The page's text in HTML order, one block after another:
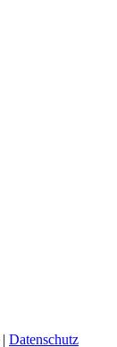
| Datenschutz